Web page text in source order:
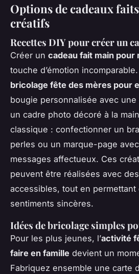
Options de cadeaux
créatifs
Recettes DIY pour créer un
Créer un cadeau fait main pour
touche d’émotion
bricolage fête des mères pour
bougie personnalisée avec
un cadre photo décoré à la
classique : confectionner un
perles ou un marque-page
messages affectueux. Ces
peuvent être réalisées avec
accessibles, tout en permettant
sentiments sincères.
Idées de bricolage simples
Pour les plus jeunes, l’activité
faire en famille devient un
Fabriquez ensemble une carte